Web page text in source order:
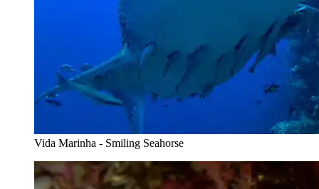
Vida Marinha - Smiling Seahorse